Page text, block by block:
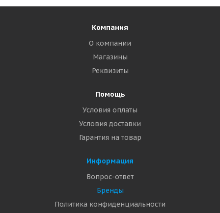
Компания
О компании
Магазины
Реквизиты
Помощь
Условия оплаты
Условия доставки
Гарантия на товар
Информация
Вопрос-ответ
Бренды
Политика конфиденциальности